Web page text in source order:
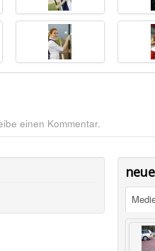
einen Kommentar.